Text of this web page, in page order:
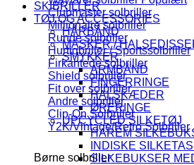
Clubmaster solbriller
Millionaire solbriller
Runde solbriller
Hurtigbriller / Sportssolbriller
Firkantede solbriller
Shield solbriller
Fit over solbriller
Andre solbriller
Clip-On Solbriller
Y2K/Vintage/Retro Solbriller
Børne solbriller
SKIBRILLER
TØJ OG ACCESSORIES
HÅRBÅND
MASKER /
SMYKKER
ARMBÅND
FINGERRINGE
HALSKÆDER
ØRERINGE
UPCYCLED SILKETØJ
HAREM
INDISKE
SILKEBUKSER